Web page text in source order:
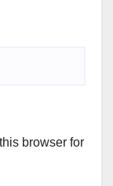
browser for